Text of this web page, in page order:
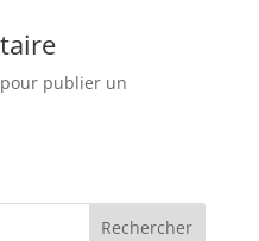
publier un